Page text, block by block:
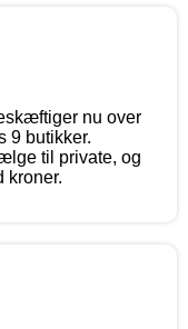
nu over
9 butikker.
til private, og
kroner.